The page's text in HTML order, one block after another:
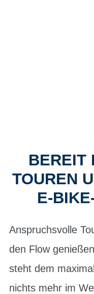
BEREIT
TOUREN
E-
Anspruchsvolle
den Flow
steht dem
nichts mehr im